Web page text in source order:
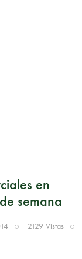
en
semana
2129 Vistas